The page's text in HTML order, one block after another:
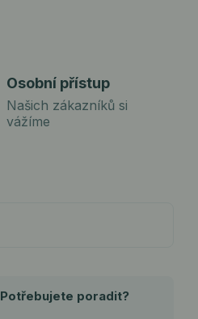
Osobní přístup
Našich zákazníků si
vážíme
Potřebujete poradit?